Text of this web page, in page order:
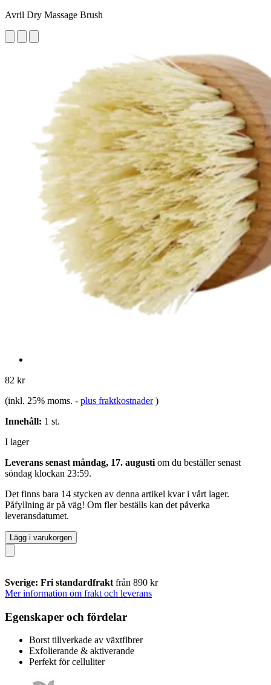
Avril Dry Massage Brush
82 kr
(inkl. 25% moms. - plus fraktkostnader )
Innehåll: 1 st.
I lager
Leverans senast måndag, 17. augusti om du beställer senast
söndag klockan 23:59.
Det finns bara 14 stycken av denna artikel kvar i vårt lager.
Påfyllning är på väg! Om fler beställs kan det påverka
leveransdatumet.
Lägg i varukorgen
Sverige: Fri standardfrakt från 890 kr
Mer information om frakt och leverans
Egenskaper och fördelar
Borst tillverkade av växtfibrer
Exfolierande & aktiverande
Perfekt för celluliter